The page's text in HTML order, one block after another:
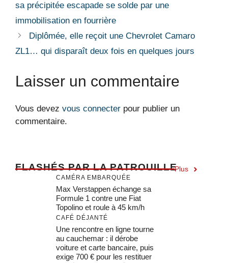
sa précipitée escapade se solde par une
immobilisation en fourrière
Diplômée, elle reçoit une Chevrolet Camaro
ZL1… qui disparaît deux fois en quelques jours
Laisser un commentaire
Vous devez vous connecter pour publier un
commentaire.
FLASHÉS PAR LA PATROUILLEPlus
CAMÉRA EMBARQUÉE
Max Verstappen échange sa
Formule 1 contre une Fiat
Topolino et roule à 45 km/h
CAFÉ DÉJANTÉ
Une rencontre en ligne tourne
au cauchemar : il dérobe
voiture et carte bancaire, puis
exige 700 € pour les restituer